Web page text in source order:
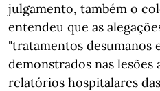
julgamento, também o
entendeu que as
"tratamentos desumanos
demonstrados nas lesões
relatórios hospitalares